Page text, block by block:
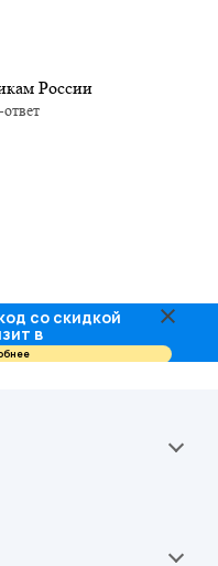
России
со скидкой
в